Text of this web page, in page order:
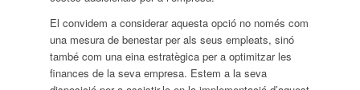
El convidem a considerar aquesta opció no només com
una mesura de benestar per als seus empleats, sinó
també com una eina estratègica per a optimitzar les
finances de la seva empresa. Estem a la seva